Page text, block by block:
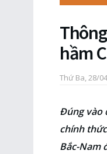
hầm
Thứ Ba, 28/
Đúng vào
chính
Bắc-Nam